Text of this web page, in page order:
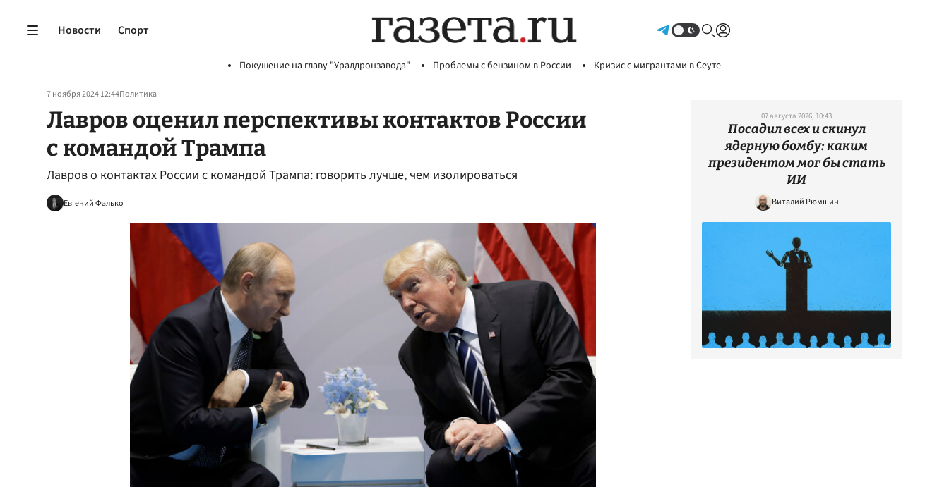
Новости Спорт
Покушение на главу "Уралдронзавода" Проблемы с бензином в России Кризис с мигрантами в Сеуте
7 ноября 2024 12:44Политика
Лавров оценил перспективы контактов России
с командой Трампа
Лавров о контактах России с командой Трампа: говорить лучше, чем изолироваться
Евгений Фалько
07 августа 2026, 10:43
Посадил всех и скинул
ядерную бомбу: каким
президентом мог бы стать
ИИ
Виталий Рюмшин